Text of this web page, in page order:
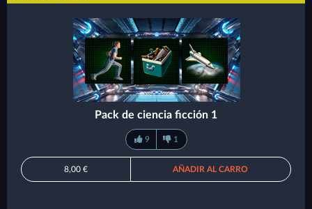
Pack de ciencia ficción 1
9 1
8,00 € AÑADIR AL CARRO